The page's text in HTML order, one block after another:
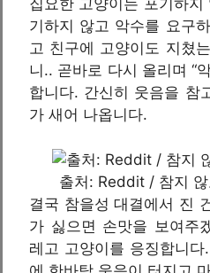
집요한 고양이는 포기하
기하지 않고 악수를 요구
고 친구에 고양이도 지쳤
니.. 곧바로 다시 올리며 “
합니다. 간신히 웃음을 참
가 새어 나옵니다.
출처: Reddit / 참지
결국 참을성 대결에서 진
가 싫으면 손맛을 보여주
레고 고양이를 응징합니